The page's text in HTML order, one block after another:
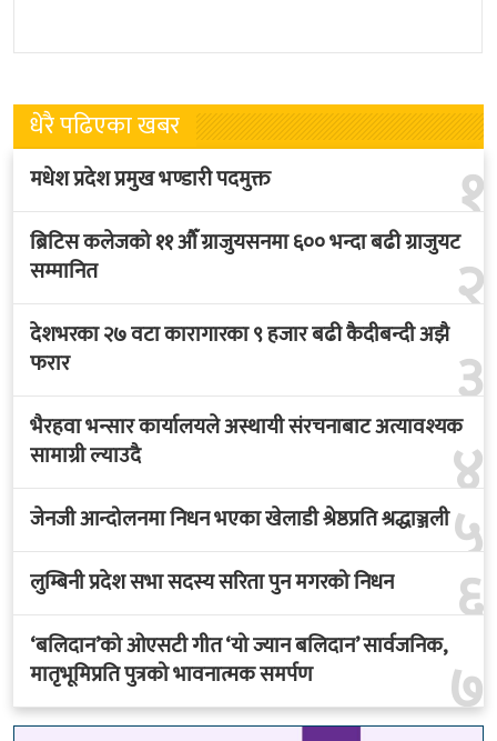
तथ्याङ्कानुसार
धेरै पढिएका खबर
१
मधेश प्रदेश प्रमुख भण्डारी पदमुक्त
२
ब्रिटिस कलेजको ११ औँ ग्राजुयसनमा ६०० भन्दा बढी ग्राजुयट
सम्मानित
३
देशभरका २७ वटा कारागारका ९ हजार बढी कैदीबन्दी अझै
फरार
४
भैरहवा भन्सार कार्यालयले अस्थायी संरचनाबाट अत्यावश्यक
सामाग्री ल्याउदै
५
जेनजी आन्दोलनमा निधन भएका खेलाडी श्रेष्ठप्रति श्रद्धाञ्जली
६
लुम्बिनी प्रदेश सभा सदस्य सरिता पुन मगरको निधन
७
‘बलिदान’को ओएसटी गीत ‘यो ज्यान बलिदान’ सार्वजनिक,
मातृभूमिप्रति पुत्रको भावनात्मक समर्पण